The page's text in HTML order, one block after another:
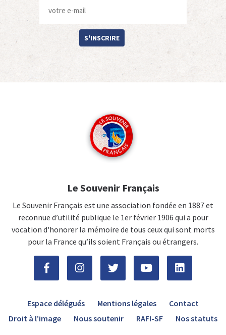
S'INSCRIRE
Le Souvenir Français
Le Souvenir Français est une association fondée en 1887 et
reconnue d’utilité publique le 1er février 1906 qui a pour
vocation d'honorer la mémoire de tous ceux qui sont morts
pour la France qu’ils soient Français ou étrangers.
Espace délégués Mentions légales
Contact
Droit à l’image
Nous soutenir RAFI-SF Nos statuts